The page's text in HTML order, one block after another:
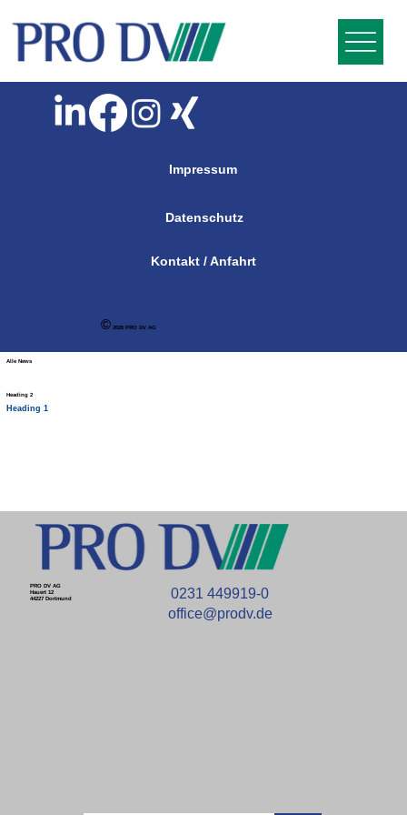
Alle News
Heading 2
Heading 1
PRO DV AG
Hauert 12
44227 Dortmund
0231 449919-0
office@prodv.de
Impressum
Datenschutz
Kontakt / Anfahrt
© 2026 PRO DV AG